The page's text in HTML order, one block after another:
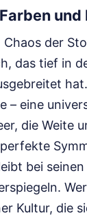
und
Chaos der
das tief in
– eine
die Weite
bei
Kultur, die